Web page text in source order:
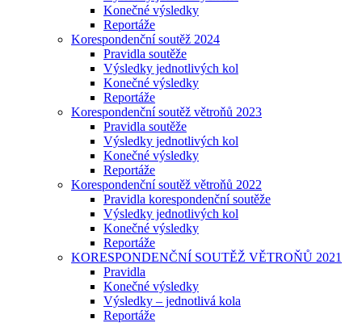
Konečné výsledky
Reportáže
Korespondenční soutěž 2024
Pravidla soutěže
Výsledky jednotlivých kol
Konečné výsledky
Reportáže
Korespondenční soutěž větroňů 2023
Pravidla soutěže
Výsledky jednotlivých kol
Konečné výsledky
Reportáže
Korespondenční soutěž větroňů 2022
Pravidla korespondenční soutěže
Výsledky jednotlivých kol
Konečné výsledky
Reportáže
KORESPONDENČNÍ SOUTĚŽ VĚTROŇŮ 2021
Pravidla
Konečné výsledky
Výsledky – jednotlivá kola
Reportáže